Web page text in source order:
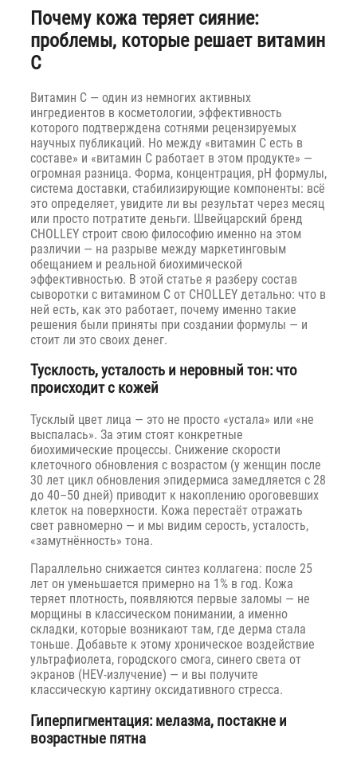
Почему кожа теряет сияние:
проблемы, которые решает витамин
C
Витамин C — один из немногих активных
ингредиентов в косметологии, эффективность
которого подтверждена сотнями рецензируемых
научных публикаций. Но между «витамин C есть в
составе» и «витамин C работает в этом продукте» —
огромная разница. Форма, концентрация, pH формулы,
система доставки, стабилизирующие компоненты: всё
это определяет, увидите ли вы результат через месяц
или просто потратите деньги. Швейцарский бренд
CHOLLEY строит свою философию именно на этом
различии — на разрыве между маркетинговым
обещанием и реальной биохимической
эффективностью. В этой статье я разберу состав
сыворотки с витамином C от CHOLLEY детально: что в
ней есть, как это работает, почему именно такие
решения были приняты при создании формулы — и
стоит ли это своих денег.
Тусклость, усталость и неровный тон: что
происходит с кожей
Тусклый цвет лица — это не просто «устала» или «не
выспалась». За этим стоят конкретные
биохимические процессы. Снижение скорости
клеточного обновления с возрастом (у женщин после
30 лет цикл обновления эпидермиса замедляется с 28
до 40–50 дней) приводит к накоплению ороговевших
клеток на поверхности. Кожа перестаёт отражать
свет равномерно — и мы видим серость, усталость,
«замутнённость» тона.
Параллельно снижается синтез коллагена: после 25
лет он уменьшается примерно на 1% в год. Кожа
теряет плотность, появляются первые заломы — не
морщины в классическом понимании, а именно
складки, которые возникают там, где дерма стала
тоньше. Добавьте к этому хроническое воздействие
ультрафиолета, городского смога, синего света от
экранов (HEV-излучение) — и вы получите
классическую картину оксидативного стресса.
Гиперпигментация: мелазма, постакне и
возрастные пятна